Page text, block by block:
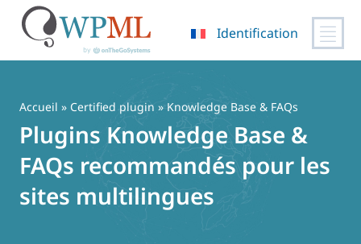
contenu
Identification
Accueil » Certified plugin » Knowledge Base & FAQs
Plugins Knowledge Base &
FAQs recommandés pour les
sites multilingues